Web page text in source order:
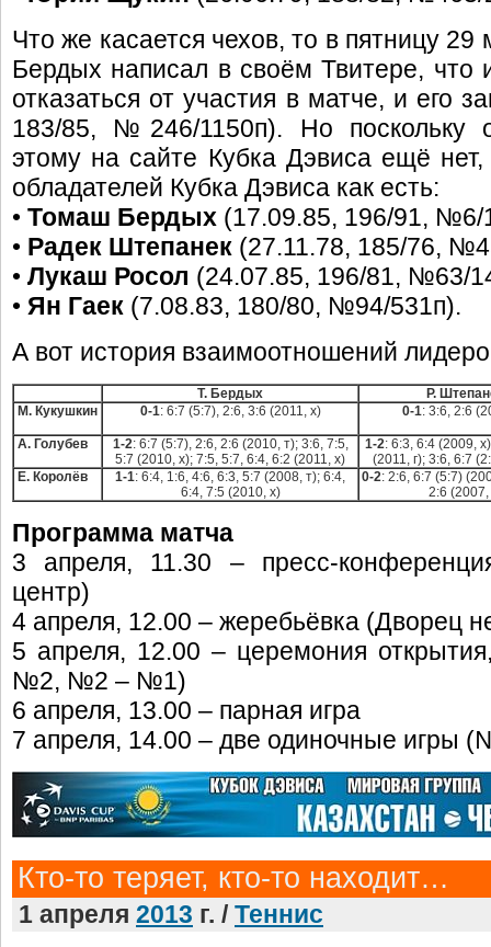
Что же касается чехов, то в пятницу
Бердых написал в своём Твитере, что
отказаться от участия в матче, и его
183/85, №246/1150п). Но поскольку
этому на сайте Кубка Дэвиса ещё
обладателей Кубка Дэвиса как есть:
• Томаш Бердых (17.09.85, 196/91, №6/
• Радек Штепанек (27.11.78, 185/76,
• Лукаш Росол (24.07.85, 196/81, №63/
• Ян Гаек (7.08.83, 180/80, №94/531п).
А вот история взаимоотношений
Т. Бердых
Р.
М. Кукушкин
0-1: 6:7 (5:7), 2:6, 3:6 (2011, х) 0-1: 3:6, 2:6
А. Голубев 1-2: 6:7 (5:7), 2:6, 2:6 (2010, т); 3:6, 7:5,
5:7 (2010, х); 7:5, 5:7, 6:4, 6:2 (2011, х)
1-2: 6:3, 6:4 (2009,
(2011, г); 3:6, 6:7
Е. Королёв
1-1: 6:4, 1:6, 4:6, 6:3, 5:7 (2008, т); 6:4,
6:4, 7:5 (2010, х)
0-2: 2:6, 6:7 (5:7)
2:6 (2007,
Программа матча
3 апреля, 11.30 – пресс-
центр)
4 апреля, 12.00 – жеребьёвка (Дворец
5 апреля, 12.00 – церемония
№2, №2 – №1)
6 апреля, 13.00 – парная игра
7 апреля, 14.00 – две одиночные
Кто-то теряет, кто-то находит…
1 апреля 2013 г. / Теннис